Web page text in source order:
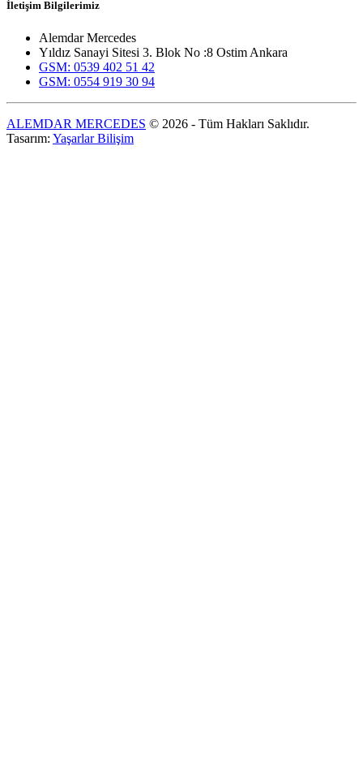
İletişim Bilgilerimiz
Alemdar Mercedes
Yıldız Sanayi Sitesi 3. Blok No :8 Ostim Ankara
GSM: 0539 402 51 42
GSM: 0554 919 30 94
ALEMDAR MERCEDES © 2026 - Tüm Hakları Saklıdır.
Tasarım: Yaşarlar Bilişim